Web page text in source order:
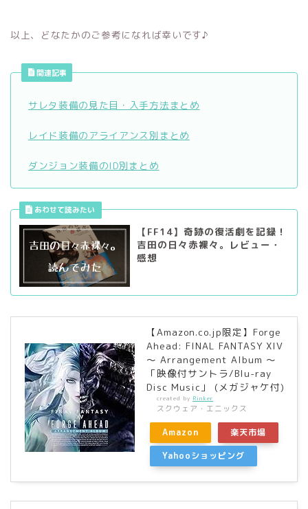
以上、どなたかのご参考になれば幸いです♪
関連記事
サレタ装備の見た目・入手方法まとめ
レイド装備のアライアンス別まとめ
ダンジョン装備のID別まとめ
【FF14】奇跡の復活劇を記録！
吉田の日々赤裸々。レビュー・
感想
【Amazon.co.jp限定】Forge
Ahead: FINAL FANTASY XIV
～ Arrangement Album ～
「映像付サントラ/Blu-ray
Disc Music」 (メガジャケ付)
created by Rinker
スクウェア・エニックス
Amazon
楽天市場
Yahooショッピング